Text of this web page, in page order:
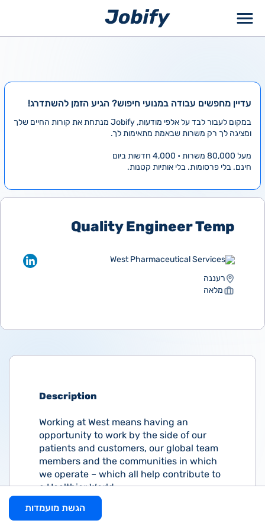
עדיין מחפשים עבודה במנועי חיפוש? הגיע הזמן להשתדרג!
במקום לעבור לבד על אלפי מודעות, Jobify מנתחת את קורות החיים שלך
ומציגה לך רק משרות שבאמת מתאימות לך.
מעל 80,000 משרות • 4,000 חדשות ביום
חינם. בלי פרסומות. בלי אותיות קטנות.
Quality Engineer Temp
West Pharmaceutical Services
רעננה
מלאה
Description
Working at West means having an
opportunity to work by the side of our
patients and customers, our global team
members and the communities in which
we operate – which all help contribute to
a Healthier World.
At West, we are by the side of patients.
הגשת מועמדות